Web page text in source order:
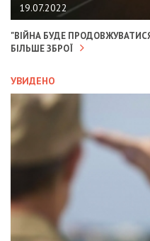
19.07.2022
"ВІЙНА БУДЕ
БІЛЬШЕ ЗБРОЇ
УВИДЕНО